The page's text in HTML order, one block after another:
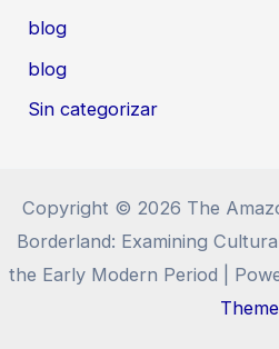
blog
blog
Sin categorizar
Copyright © 2026 The
Borderland: Examining
the Early Modern Period |
Theme